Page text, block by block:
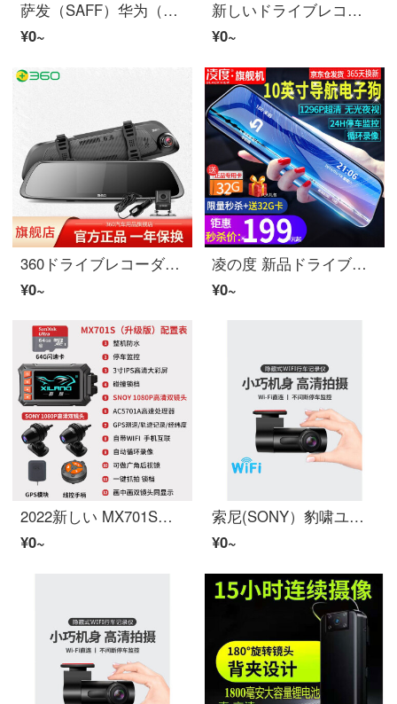
萨发（SAFF）华为（HUAWEI)ユニバーサル索尼2560P超ハイビジョン夜見ドライブレコーダー12寸监控逆画像免安 （全国免费包インストール） セット二 単眼レンズ
¥0~
新しいドライブレコーダー360度パノラマ逆画像 前後双录ハイビジョン光がない夜見带电子 狗一体机 二重レンズバックミラー免インストール 黑色 光がない夜見二重レンズ带电子 狗64G+インストール礼包
¥0~
360ドライブレコーダーバックミラーM301前後双录二重レンズワイヤレスwifiハイビジョン逆画像駐車監視非表示 二重レンズM301套装无卡
¥0~
凌の度 新品ドライブレコーダー ハイビジョン夜見 前後二重レンズ双录逆画像インテリジェントバックミラーナビゲータ 電子犬一体机 标配 5.18インチハイビジョン大屏単眼レンズ+32G .
¥0~
2022新しい MX701S摩托车 机车ドライブレコーダーSONYハイビジョン夜見1080P前後双录镜头骑行 升级版MX701S+索尼ハイビジョン二重レンズ+駐車監視+64
¥0~
索尼(SONY）豹啸ユニバーサルミニ小巧ハイビジョン1080P非表示車載ワイヤレスWiFi版汽车夜見ドライブレコーダー 不带内存卡 标配 単眼レンズ
¥0~